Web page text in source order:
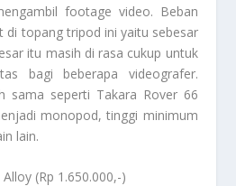
footage video. Beban
di topang tripod ini yaitu sebesar
itu masih di rasa cukup untuk
bagi beberapa videografer.
sama seperti Takara Rover 66
monopod, tinggi minimum
lain.
(Rp 1.650.000,-)